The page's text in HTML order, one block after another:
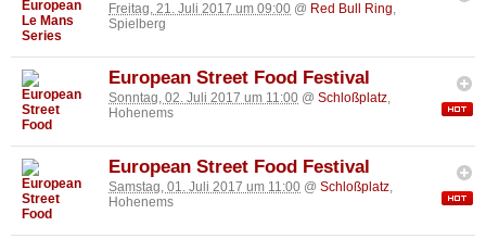
Freitag, 21. Juli 2017 um 09:00 @ Red Bull Ring,
Spielberg
European Street Food Festival
Sonntag, 02. Juli 2017 um 11:00 @ Schloßplatz,
Hohenems
European Street Food Festival
Samstag, 01. Juli 2017 um 11:00 @ Schloßplatz,
Hohenems